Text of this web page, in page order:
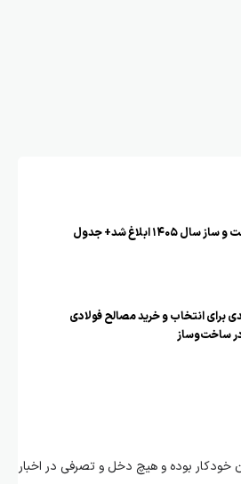
۱۴۰۵ ابلاغ شد+ جدول
برای انتخاب و خرید مصالح فولادی
در ساخت‌وساز
بوده و هیچ دخل و تصرفی در اخبار